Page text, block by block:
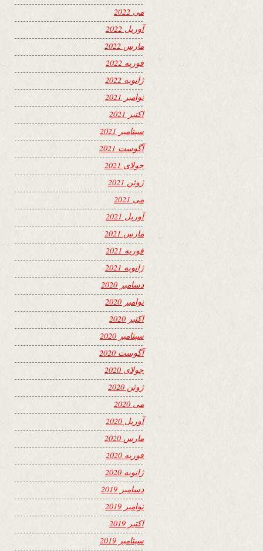
می 2022
آوریل 2022
مارس 2022
فوریه 2022
ژانویه 2022
نوامبر 2021
اکتبر 2021
سپتامبر 2021
آگوست 2021
جولای 2021
ژوئن 2021
می 2021
آوریل 2021
مارس 2021
فوریه 2021
ژانویه 2021
دسامبر 2020
نوامبر 2020
اکتبر 2020
سپتامبر 2020
آگوست 2020
جولای 2020
ژوئن 2020
می 2020
آوریل 2020
مارس 2020
فوریه 2020
ژانویه 2020
دسامبر 2019
نوامبر 2019
اکتبر 2019
سپتامبر 2019